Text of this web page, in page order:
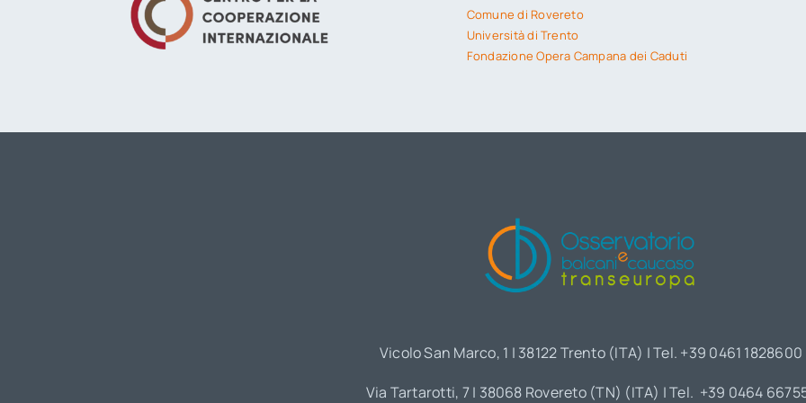
Comune di Rovereto
Università di Trento
Fondazione Opera Campana dei Caduti
Vicolo San Marco, 1 | 38122 Trento (ITA) | Tel. +39 0461 1828600
Via Tartarotti, 7 | 38068 Rovereto (TN) (ITA) | Tel. +39 0464